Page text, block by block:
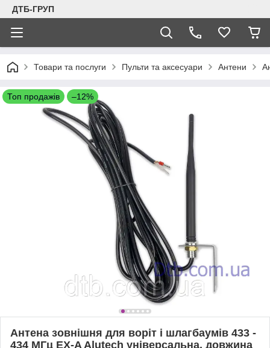
ДТБ-ГРУП
Товари та послуги Пульти та аксесуари Антени
Топ продажів –12%
Антена зовнішня для воріт і шлагбаумів 433 -
434 МГц EX-A Alutech універсальна, довжина